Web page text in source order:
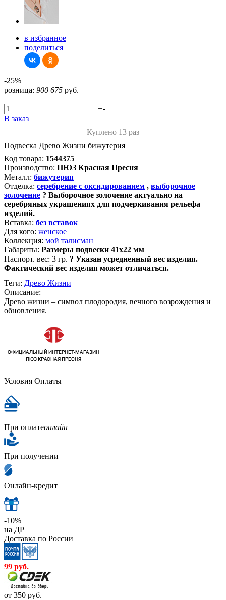
в избранное
поделиться
-25%
розница: 900 675 руб.
+-
В заказ
Куплено 13 раз
Подвеска Древо Жизни бижутерия
Код товара: 1544375
Производство: ПЮЗ Красная Пресня
Металл: бижутерия
Отделка: серебрение с оксидированием , выборочное
золочение ? Выборочное золочение актуально на
серебряных украшениях для подчеркивания рельефа
изделий.
Вставка: без вставок
Для кого: женское
Коллекция: мой талисман
Габариты: Размеры подвески 41х22 мм
Паспорт. вес: 3 гр. ? Указан усредненный вес изделия.
Фактический вес изделия может отличаться.
Теги: Древо Жизни
Описание:
Древо жизни – символ плодородия, вечного возрождения и
обновления.
Условия Оплаты
При оплатеонлайн
При получении
Онлайн-кредит
-10%
на ДР
Доставка по России
99 руб.
от 350 руб.